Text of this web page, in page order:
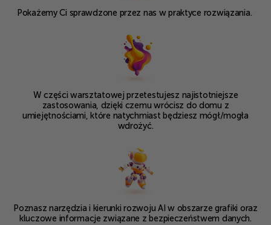
Pokażemy Ci sprawdzone przez nas w praktyce rozwiązania.
W części warsztatowej przetestujesz najistotniejsze
zastosowania, dzięki czemu wrócisz do domu z
umiejętnościami, które natychmiast będziesz mógł/mogła
wdrożyć.
Poznasz narzędzia i kierunki rozwoju AI w obszarze grafiki oraz
kluczowe informacje związane z bezpieczeństwem danych.